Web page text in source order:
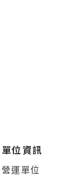
單位資訊
營運單位